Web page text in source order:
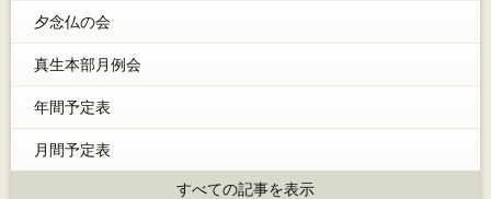
夕念仏の会
真生本部月例会
年間予定表
月間予定表
すべての記事を表示